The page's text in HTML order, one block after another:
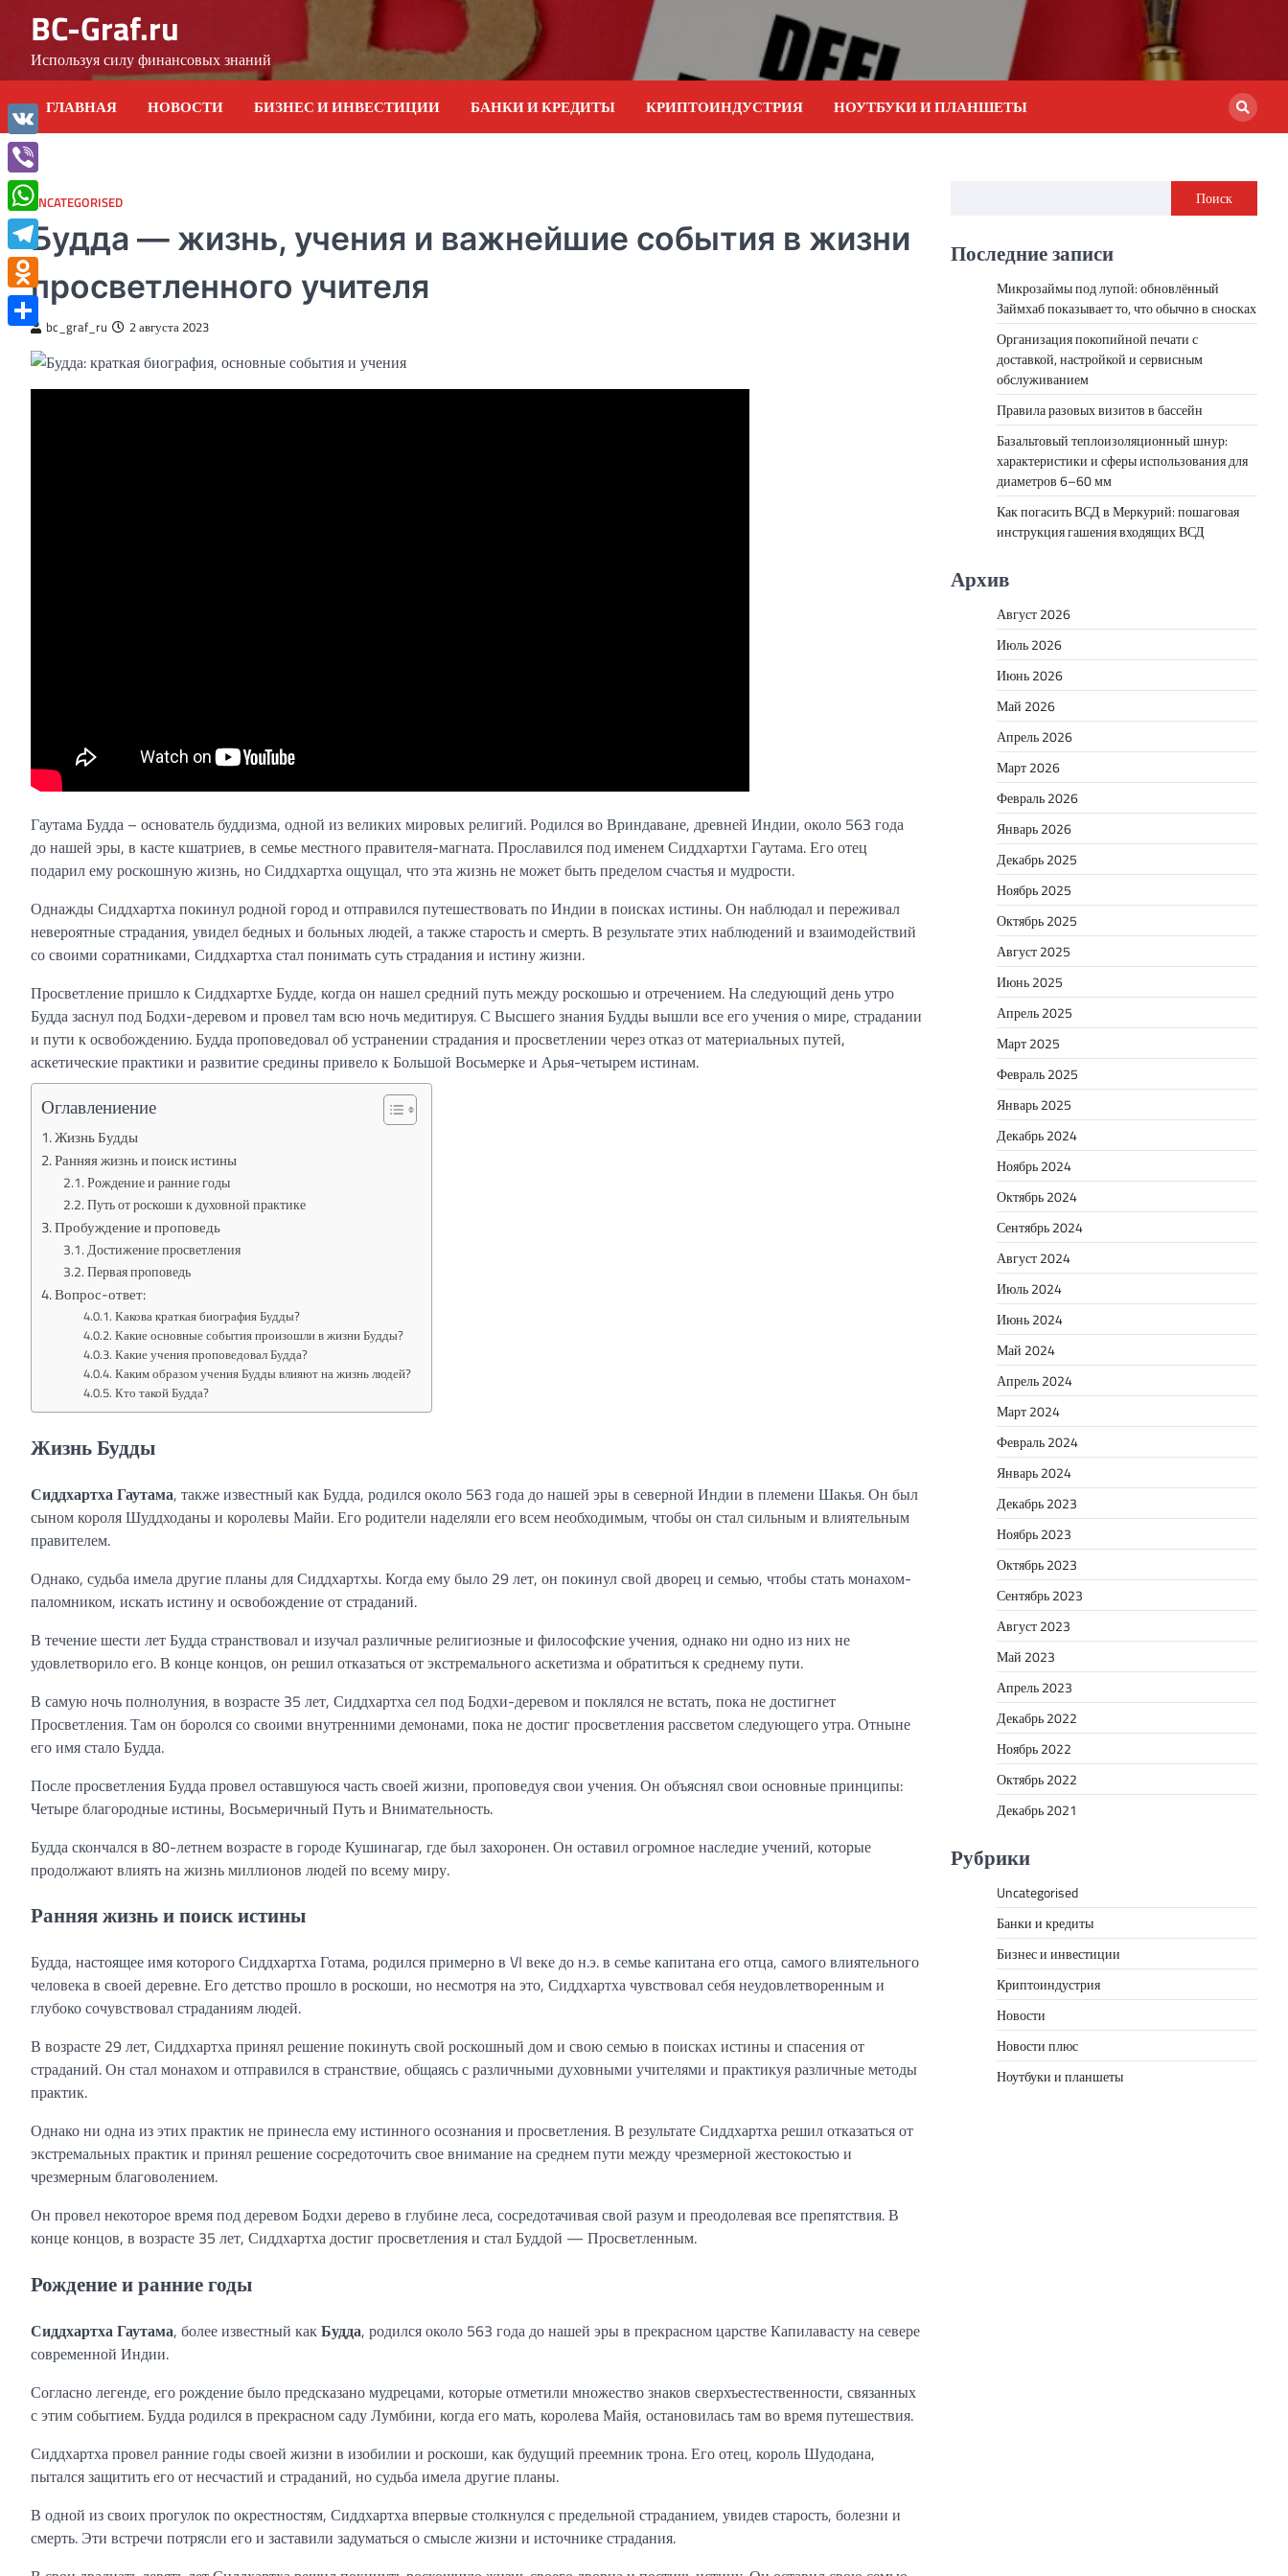
content
BC-Graf.ru
Используя силу финансовых знаний
ГЛАВНАЯ НОВОСТИ БИЗНЕС И ИНВЕСТИЦИИ БАНКИ И КРЕДИТЫ КРИПТОИНДУСТРИЯ НОУТБУКИ И ПЛАНШЕТЫ
UNCATEGORISED
Будда — жизнь, учения и важнейшие события в жизни
просветленного учителя
bc_graf_ru 2 августа 2023
Гаутама Будда – основатель буддизма, одной из великих мировых религий. Родился во Вриндаване, древней Индии, около 563 года
до нашей эры, в касте кшатриев, в семье местного правителя-магната. Прославился под именем Сиддхартхи Гаутама. Его отец
подарил ему роскошную жизнь, но Сиддхартха ощущал, что эта жизнь не может быть пределом счастья и мудрости.
Однажды Сиддхартха покинул родной город и отправился путешествовать по Индии в поисках истины. Он наблюдал и переживал
невероятные страдания, увидел бедных и больных людей, а также старость и смерть. В результате этих наблюдений и взаимодействий
со своими соратниками, Сиддхартха стал понимать суть страдания и истину жизни.
Просветление пришло к Сиддхартхе Будде, когда он нашел средний путь между роскошью и отречением. На следующий день утро
Будда заснул под Бодхи-деревом и провел там всю ночь медитируя. С Высшего знания Будды вышли все его учения о мире, страдании
и пути к освобождению. Будда проповедовал об устранении страдания и просветлении через отказ от материальных путей,
аскетические практики и развитие средины привело к Большой Восьмерке и Арья-четырем истинам.
Оглавлениение
Жизнь Будды
Ранняя жизнь и поиск истины
Рождение и ранние годы
Путь от роскоши к духовной практике
Пробуждение и проповедь
Достижение просветления
Первая проповедь
Вопрос-ответ:
Какова краткая биография Будды?
Какие основные события произошли в жизни Будды?
Какие учения проповедовал Будда?
Каким образом учения Будды влияют на жизнь людей?
Кто такой Будда?
Жизнь Будды
Сиддхартха Гаутама, также известный как Будда, родился около 563 года до нашей эры в северной Индии в племени Шакья. Он был
сыном короля Шуддходаны и королевы Майи. Его родители наделяли его всем необходимым, чтобы он стал сильным и влиятельным
правителем.
Однако, судьба имела другие планы для Сиддхартхы. Когда ему было 29 лет, он покинул свой дворец и семью, чтобы стать монахом-
паломником, искать истину и освобождение от страданий.
В течение шести лет Будда странствовал и изучал различные религиозные и философские учения, однако ни одно из них не
удовлетворило его. В конце концов, он решил отказаться от экстремального аскетизма и обратиться к среднему пути.
В самую ночь полнолуния, в возрасте 35 лет, Сиддхартха сел под Бодхи-деревом и поклялся не встать, пока не достигнет
Просветления. Там он боролся со своими внутренними демонами, пока не достиг просветления рассветом следующего утра. Отныне
его имя стало Будда.
После просветления Будда провел оставшуюся часть своей жизни, проповедуя свои учения. Он объяснял свои основные принципы:
Четыре благородные истины, Восьмеричный Путь и Внимательность.
Будда скончался в 80-летнем возрасте в городе Кушинагар, где был захоронен. Он оставил огромное наследие учений, которые
продолжают влиять на жизнь миллионов людей по всему миру.
Ранняя жизнь и поиск истины
Будда, настоящее имя которого Сиддхартха Готама, родился примерно в VI веке до н.э. в семье капитана его отца, самого влиятельного
человека в своей деревне. Его детство прошло в роскоши, но несмотря на это, Сиддхартха чувствовал себя неудовлетворенным и
глубоко сочувствовал страданиям людей.
В возрасте 29 лет, Сиддхартха принял решение покинуть свой роскошный дом и свою семью в поисках истины и спасения от
страданий. Он стал монахом и отправился в странствие, общаясь с различными духовными учителями и практикуя различные методы
практик.
Однако ни одна из этих практик не принесла ему истинного осознания и просветления. В результате Сиддхартха решил отказаться от
экстремальных практик и принял решение сосредоточить свое внимание на среднем пути между чрезмерной жестокостью и
чрезмерным благоволением.
Он провел некоторое время под деревом Бодхи дерево в глубине леса, сосредотачивая свой разум и преодолевая все препятствия. В
конце концов, в возрасте 35 лет, Сиддхартха достиг просветления и стал Буддой — Просветленным.
Рождение и ранние годы
Сиддхартха Гаутама, более известный какБудда, родился около 563 года до нашей эры в прекрасном царстве Капилавасту на севере
современной Индии.
Согласно легенде, его рождение было предсказано мудрецами, которые отметили множество знаков сверхъестественности, связанных
с этим событием. Будда родился в прекрасном саду Лумбини, когда его мать, королева Майя, остановилась там во время путешествия.
Сиддхартха провел ранние годы своей жизни в изобилии и роскоши, как будущий преемник трона. Его отец, король Шудодана,
пытался защитить его от несчастий и страданий, но судьба имела другие планы.
В одной из своих прогулок по окрестностям, Сиддхартха впервые столкнулся с предельной страданием, увидев старость, болезни и
смерть. Эти встречи потрясли его и заставили задуматься о смысле жизни и источнике страдания.
Поиск
Последние записи
Микрозаймы под лупой: обновлённый
Займхаб показывает то, что обычно в сносках
Организация покопийной печати с
доставкой, настройкой и сервисным
обслуживанием
Правила разовых визитов в бассейн
Базальтовый теплоизоляционный шнур:
характеристики и сферы использования для
диаметров 6–60 мм
Как погасить ВСД в Меркурий: пошаговая
инструкция гашения входящих ВСД
Архив
Август 2026
Июль 2026
Июнь 2026
Май 2026
Апрель 2026
Март 2026
Февраль 2026
Январь 2026
Декабрь 2025
Ноябрь 2025
Октябрь 2025
Август 2025
Июнь 2025
Апрель 2025
Март 2025
Февраль 2025
Январь 2025
Декабрь 2024
Ноябрь 2024
Октябрь 2024
Сентябрь 2024
Август 2024
Июль 2024
Июнь 2024
Май 2024
Апрель 2024
Март 2024
Февраль 2024
Январь 2024
Декабрь 2023
Ноябрь 2023
Октябрь 2023
Сентябрь 2023
Август 2023
Май 2023
Апрель 2023
Декабрь 2022
Ноябрь 2022
Октябрь 2022
Декабрь 2021
Рубрики
Uncategorised
Банки и кредиты
Бизнес и инвестиции
Криптоиндустрия
Новости
Новости плюс
Ноутбуки и планшеты
VK
Viber
WhatsApp
Telegram
Odnoklassniki
Отправить